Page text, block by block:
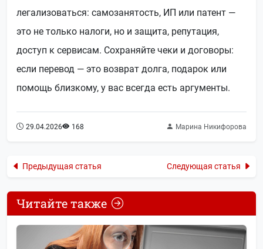
легализоваться: самозанятость, ИП или патент —
это не только налоги, но и защита, репутация,
доступ к сервисам. Сохраняйте чеки и договоры:
если перевод — это возврат долга, подарок или
помощь близкому, у вас всегда есть аргументы.
29.04.2026 168 Марина Никифорова
Предыдущая статья Следующая статья
Читайте также